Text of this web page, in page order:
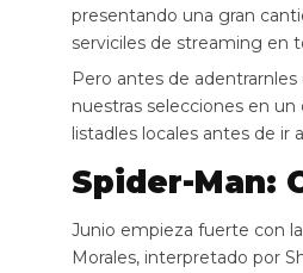
presentando una gran
serviciles de streaming en
Pero antes de
nuestras selecciones en
listadles locales antes de ir
Spider-Man:
Junio empieza fuerte con la
Morales, interpretado por